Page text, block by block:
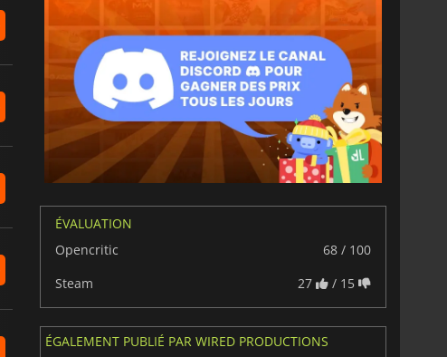
ÉVALUATION
Opencritic
68 / 100
Steam
27 / 15
ÉGALEMENT PUBLIÉ PAR WIRED PRODUCTIONS